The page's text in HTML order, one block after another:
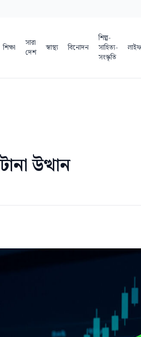
শিক্ষা
সারা
দেশ
স্বাস্থ্য বিনোদন
শিল্প-
সাহিত্য-
সংস্কৃতি
উত্থান